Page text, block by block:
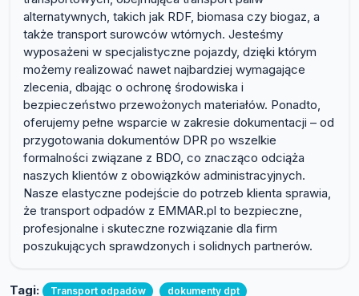
alternatywnych, takich jak RDF, biomasa czy biogaz, a
także transport surowców wtórnych. Jesteśmy
wyposażeni w specjalistyczne pojazdy, dzięki którym
możemy realizować nawet najbardziej wymagające
zlecenia, dbając o ochronę środowiska i
bezpieczeństwo przewożonych materiałów. Ponadto,
oferujemy pełne wsparcie w zakresie dokumentacji – od
przygotowania dokumentów DPR po wszelkie
formalności związane z BDO, co znacząco odciąża
naszych klientów z obowiązków administracyjnych.
Nasze elastyczne podejście do potrzeb klienta sprawia,
że transport odpadów z EMMAR.pl to bezpieczne,
profesjonalne i skuteczne rozwiązanie dla firm
poszukujących sprawdzonych i solidnych partnerów.
Tagi: Transport odpadów dokumenty dpt